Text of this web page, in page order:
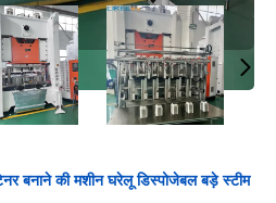
बनाने की मशीन घरेलू डिस्पोजेबल बड़े स्टीम